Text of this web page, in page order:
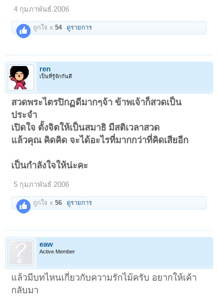
4 กุมภาพันธ์ 2006
ถูกใจ x54 ดูรายการ
ren
เป็นที่รู้จักกันดี
สวดพระไตรปิกฏดีมากๆจ้า ข้าพเจ้าก็สวดเป็น
ประจำ
เปิดใจ ตั้งจิตให้เป็นสมาธิ มีสติเวลาสวด
แล้วคุณ คิดคิด จะได้อะไรที่มากกว่าที่คิดเสียอีก
เป็นกำลังใจให้น่ะคะ
5 กุมภาพันธ์ 2006
ถูกใจ x56 ดูรายการ
eaw
Active Member
แล้วมีบทไหนเกี่ยวกับความรักไม้ครับ อยากให้เค้า
กลับมา